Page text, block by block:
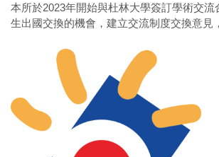
本所於2023年開始與杜林大學簽訂學術交流
生出國交換的機會，建立交流制度交換意見